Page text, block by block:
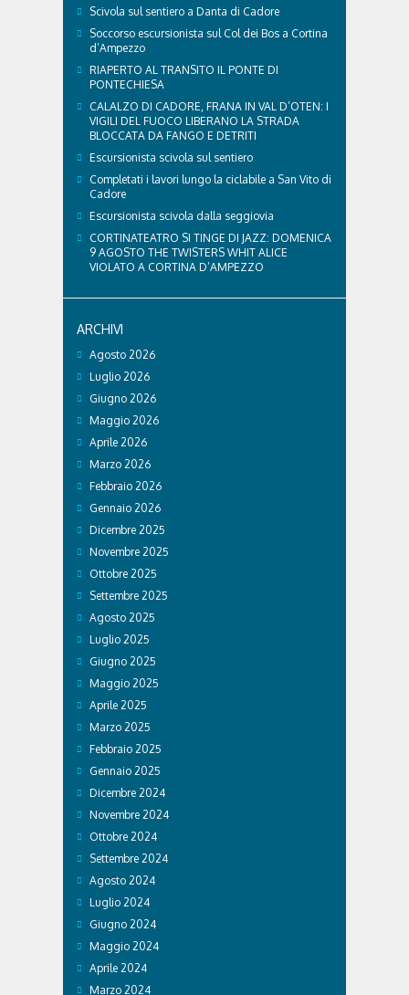
Scivola sul sentiero a Danta di Cadore
Soccorso escursionista sul Col dei Bos a Cortina
d’Ampezzo
RIAPERTO AL TRANSITO IL PONTE DI
PONTECHIESA
CALALZO DI CADORE, FRANA IN VAL D’OTEN: I
VIGILI DEL FUOCO LIBERANO LA STRADA
BLOCCATA DA FANGO E DETRITI
Escursionista scivola sul sentiero
Completati i lavori lungo la ciclabile a San Vito di
Cadore
Escursionista scivola dalla seggiovia
CORTINATEATRO SI TINGE DI JAZZ: DOMENICA
9 AGOSTO THE TWISTERS WHIT ALICE
VIOLATO A CORTINA D’AMPEZZO
ARCHIVI
Agosto 2026
Luglio 2026
Giugno 2026
Maggio 2026
Aprile 2026
Marzo 2026
Febbraio 2026
Gennaio 2026
Dicembre 2025
Novembre 2025
Ottobre 2025
Settembre 2025
Agosto 2025
Luglio 2025
Giugno 2025
Maggio 2025
Aprile 2025
Marzo 2025
Febbraio 2025
Gennaio 2025
Dicembre 2024
Novembre 2024
Ottobre 2024
Settembre 2024
Agosto 2024
Luglio 2024
Giugno 2024
Maggio 2024
Aprile 2024
Marzo 2024